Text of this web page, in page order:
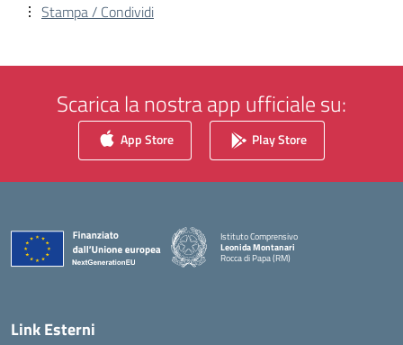
Stampa / Condividi
Scarica la nostra app ufficiale su:
App Store Play Store
Istituto Comprensivo
Leonida Montanari
Rocca di Papa (RM)
— Visita la pagina iniziale della scuola
Link Esterni